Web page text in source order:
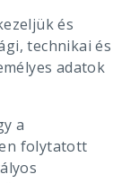
és
technikai és
adatok
a
folytatott